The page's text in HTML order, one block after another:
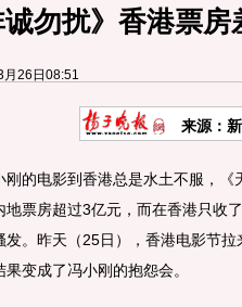
诚勿扰》香港票
月26日08:51
来源：
电影到香港总是水土不服，《
地票房超过3亿元，而在香港只收
发。昨天（25日），香港电影节
果变成了冯小刚的抱怨会。